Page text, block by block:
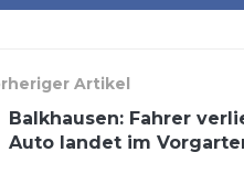
Artikel
Balkhausen: Fahrer
Auto landet im